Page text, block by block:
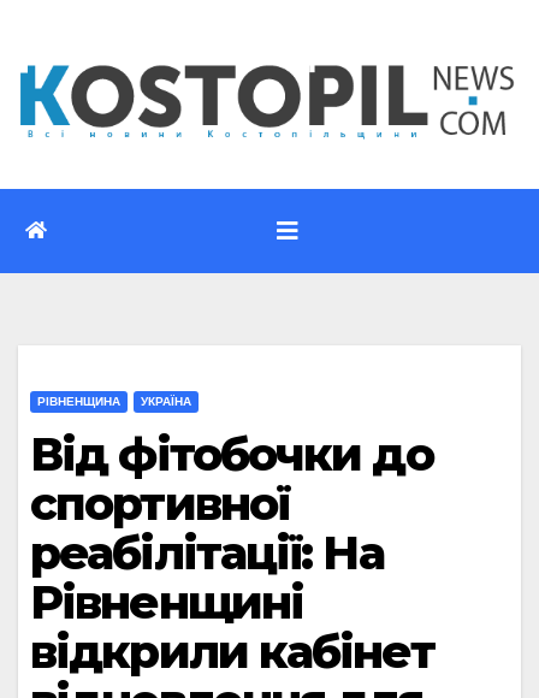
вмісту
РІВНЕНЩИНА УКРАЇНА
Від фітобочки до
спортивної
реабілітації: На
Рівненщині
відкрили кабінет